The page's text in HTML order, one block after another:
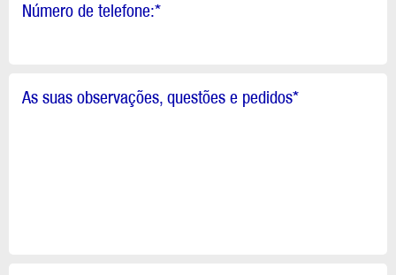
Número de telefone:*
As suas observações, questões e pedidos*